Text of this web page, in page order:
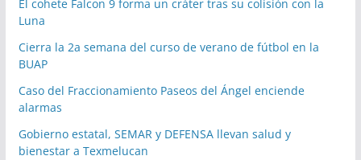
El cohete Falcon 9 forma un cráter tras su colisión con la
Luna
Cierra la 2a semana del curso de verano de fútbol en la
BUAP
Caso del Fraccionamiento Paseos del Ángel enciende
alarmas
Gobierno estatal, SEMAR y DEFENSA llevan salud y
bienestar a Texmelucan